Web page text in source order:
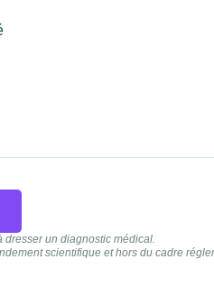
dresser un diagnostic médical.
scientifique et hors du cadre